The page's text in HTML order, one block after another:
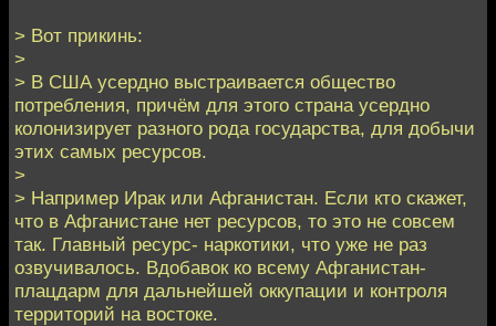
> Вот прикинь:
>
> В США усердно выстраивается общество
потребления, причём для этого страна усердно
колонизирует разного рода государства, для добычи
этих самых ресурсов.
>
> Например Ирак или Афганистан. Если кто скажет,
что в Афганистане нет ресурсов, то это не совсем
так. Главный ресурс- наркотики, что уже не раз
озвучивалось. Вдобавок ко всему Афганистан-
плацдарм для дальнейшей оккупации и контроля
территорий на востоке.